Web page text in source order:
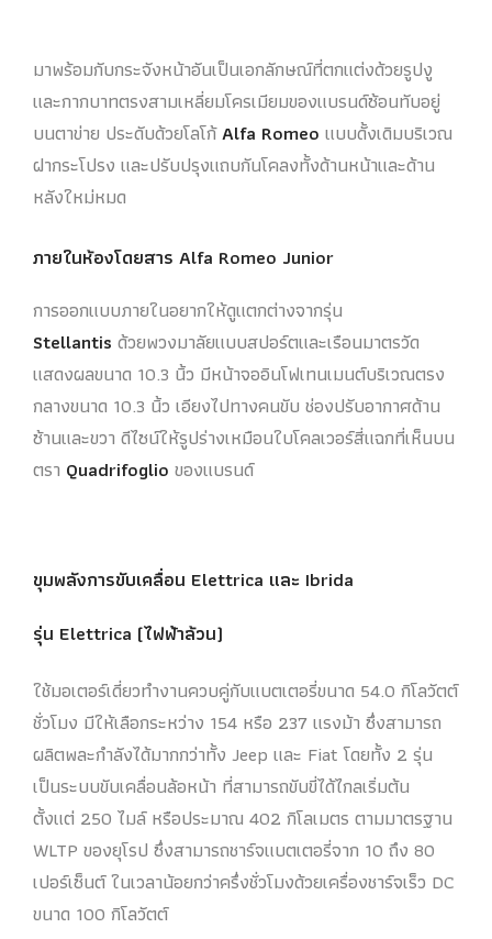
มาพร้อมกับกระจังหน้าอันเป็นเอกลักษณ์ที่ตกแต่งด้วยรูปงู
และกากบาทตรงสามเหลี่ยมโครเมียมของแบรนด์ซ้อนทับอยู่
บนตาข่าย ประดับด้วยโลโก้Alfa Romeo แบบดั้งเดิมบริเวณ
ฝากระโปรง และปรับปรุงแถบกันโคลงทั้งด้านหน้าและด้าน
หลังใหม่หมด
ภายในห้องโดยสาร Alfa Romeo Junior
การออกแบบภายในอยากให้ดูแตกต่างจากรุ่น
Stellantis ด้วยพวงมาลัยแบบสปอร์ตและเรือนมาตรวัด
แสดงผลขนาด 10.3 นิ้ว มีหน้าจออินโฟเทนเมนต์บริเวณตรง
กลางขนาด 10.3 นิ้ว เอียงไปทางคนขับ ช่องปรับอากาศด้าน
ซ้านและขวา ดีไซน์ให้รูปร่างเหมือนใบโคลเวอร์สี่แฉกที่เห็นบน
ตรา Quadrifoglio ของแบรนด์
ขุมพลังการขับเคลื่อน Elettrica และ Ibrida
รุ่น Elettrica (ไฟฟ้าล้วน)
ใช้มอเตอร์เดี่ยวทำงานควบคู่กับแบตเตอรี่ขนาด 54.0 กิโลวัตต์
ชั่วโมง มีให้เลือกระหว่าง 154 หรือ 237 แรงม้า ซึ่งสามารถ
ผลิตพละกำลังได้มากกว่าทั้ง Jeep และ Fiat โดยทั้ง 2 รุ่น
เป็นระบบขับเคลื่อนล้อหน้า ที่สามารถขับขี่ได้ไกลเริ่มต้น
ตั้งแต่ 250 ไมล์ หรือประมาณ 402 กิโลเมตร ตามมาตรฐาน
WLTP ของยุโรป ซึ่งสามารถชาร์จแบตเตอรี่จาก 10 ถึง 80
เปอร์เซ็นต์ ในเวลาน้อยกว่าครึ่งชั่วโมงด้วยเครื่องชาร์จเร็ว DC
ขนาด 100 กิโลวัตต์